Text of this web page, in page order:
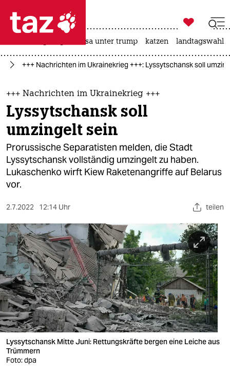
 taz zahl ich
taz zahl ich
themen
politik
öko
gesellschaft
kultur
sport
berlin
nord
wahrheit
verlag
verlag
veranstaltungen
shop

taz zahl ich
usa unter trump katzen landtagswahl
+++ Nachrichten im Ukrainekrieg +++: Lyssytschansk soll
+++ Nachrichten im Ukrainekrieg +++
Lyssytschansk soll
umzingelt sein
Prorussische Separatisten melden, die Stadt
Lyssytschansk vollständig umzingelt zu haben.
Lukaschenko wirft Kiew Raketenangriffe auf Belarus
vor.
2.7.2022 12:14 Uhr teilen
Lyssytschansk Mitte Juni: Rettungskräfte bergen eine Leiche aus
Trümmern
Foto: dpa